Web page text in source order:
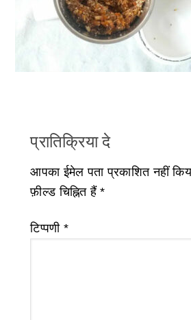
प्रातिक्रिया दे
आपका ईमेल पता प्रकाशित नहीं
फ़ील्ड चिह्नित हैं*
टिप्पणी *